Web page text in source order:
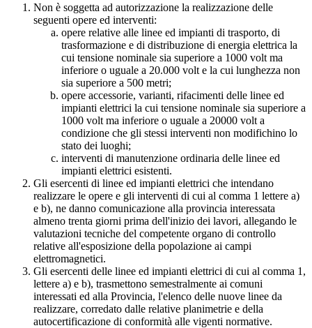
Non è soggetta ad autorizzazione la realizzazione delle
seguenti opere ed interventi:
opere relative alle linee ed impianti di trasporto, di
trasformazione e di distribuzione di energia elettrica la
cui tensione nominale sia superiore a 1000 volt ma
inferiore o uguale a 20.000 volt e la cui lunghezza non
sia superiore a 500 metri;
opere accessorie, varianti, rifacimenti delle linee ed
impianti elettrici la cui tensione nominale sia superiore a
1000 volt ma inferiore o uguale a 20000 volt a
condizione che gli stessi interventi non modifichino lo
stato dei luoghi;
interventi di manutenzione ordinaria delle linee ed
impianti elettrici esistenti.
Gli esercenti di linee ed impianti elettrici che intendano
realizzare le opere e gli interventi di cui al comma 1 lettere a)
e b), ne danno comunicazione alla provincia interessata
almeno trenta giorni prima dell'inizio dei lavori, allegando le
valutazioni tecniche del competente organo di controllo
relative all'esposizione della popolazione ai campi
elettromagnetici.
Gli esercenti delle linee ed impianti elettrici di cui al comma 1,
lettere a) e b), trasmettono semestralmente ai comuni
interessati ed alla Provincia, l'elenco delle nuove linee da
realizzare, corredato dalle relative planimetrie e della
autocertificazione di conformità alle vigenti normative.